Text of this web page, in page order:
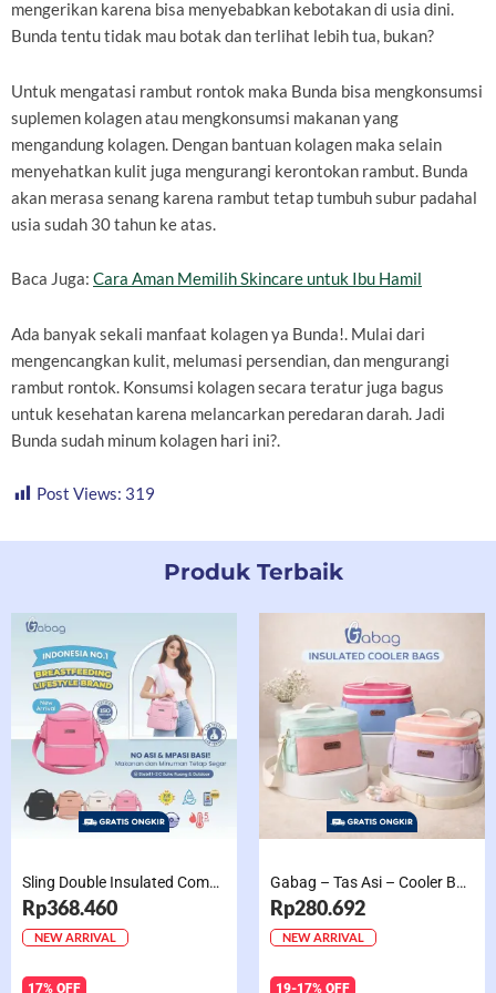
mengerikan karena bisa menyebabkan kebotakan di usia dini.
Bunda tentu tidak mau botak dan terlihat lebih tua, bukan?
Untuk mengatasi rambut rontok maka Bunda bisa mengkonsumsi
suplemen kolagen atau mengkonsumsi makanan yang
mengandung kolagen. Dengan bantuan kolagen maka selain
menyehatkan kulit juga mengurangi kerontokan rambut. Bunda
akan merasa senang karena rambut tetap tumbuh subur padahal
usia sudah 30 tahun ke atas.
Baca Juga: Cara Aman Memilih Skincare untuk Ibu Hamil
Ada banyak sekali manfaat kolagen ya Bunda!. Mulai dari
mengencangkan kulit, melumasi persendian, dan mengurangi
rambut rontok. Konsumsi kolagen secara teratur juga bagus
untuk kesehatan karena melancarkan peredaran darah. Jadi
Bunda sudah minum kolagen hari ini?.
Post Views: 319
Produk Terbaik
Sling Double Insulated Compartment Cappucino Black, Creamy, Salem, Chocolate
Rp368.460
NEW ARRIVAL
17% OFF
Gabag – Tas Asi – Cooler Bag Sling Single Compartment Mint Grape Bubble
Rp280.692
NEW ARRIVAL
19-17% OFF